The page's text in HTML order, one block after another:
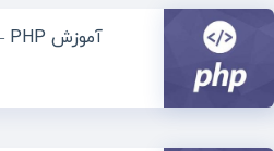
آموزش PHP – توابع PHP – بخش اول